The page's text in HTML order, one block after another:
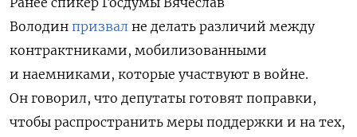
Володин призвал не делать различий между
контрактниками, мобилизованными
и наемниками, которые участвуют в войне.
Он говорил, что депутаты готовят поправки,
чтобы распространить меры поддержки и на тех,